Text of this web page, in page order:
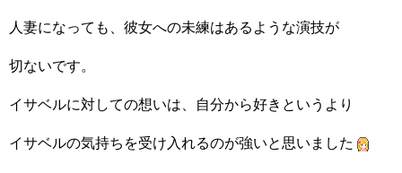
人妻になっても、彼女への未練はあるような演技が
切ないです。
イサベルに対しての想いは、自分から好きというより
イサベルの気持ちを受け入れるのが強いと思いました